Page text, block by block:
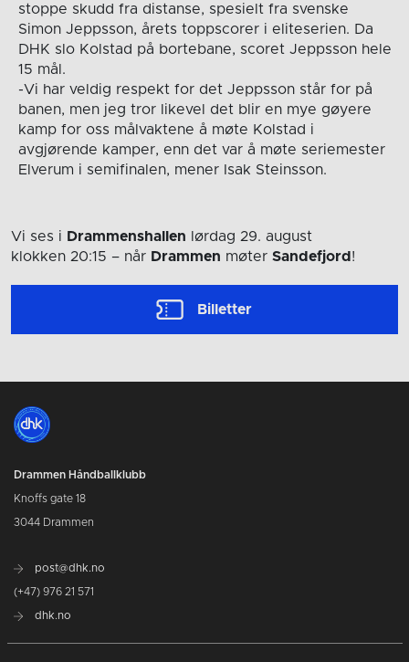
stoppe skudd fra distanse, spesielt fra svenske
Simon Jeppsson, årets toppscorer i eliteserien. Da
DHK slo Kolstad på bortebane, scoret Jeppsson hele
15 mål.
-Vi har veldig respekt for det Jeppsson står for på
banen, men jeg tror likevel det blir en mye gøyere
kamp for oss målvaktene å møte Kolstad i
avgjørende kamper, enn det var å møte seriemester
Elverum i semifinalen, mener Isak Steinsson.
Vi ses i Drammenshallen lørdag 29. august
klokken 20:15 – når Drammen møter Sandefjord !
Billetter
Drammen Håndballklubb
Knoffs gate 18
3044 Drammen
post@dhk.no
(+47) 976 21 571
dhk.no